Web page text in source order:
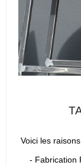
Voici les
- Fabrication